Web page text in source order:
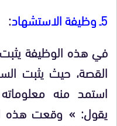
5ـ وظيفة الاستشهاد
:
في هذه الوظيفة
القصة، حيث يثبت
استمد منه
يقول: » وقعت هذه